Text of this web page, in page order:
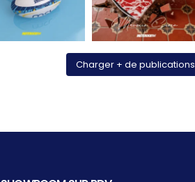
Charger + de publications